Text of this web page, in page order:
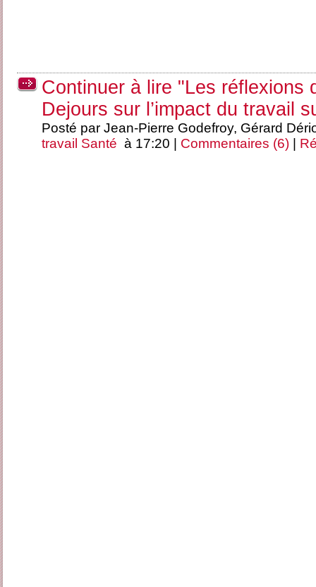
Continuer à lire "Les réflexions
Dejours sur l’impact du travail
Posté par Jean-Pierre Godefroy, Gérard
travail Santé à 17:20 | Commentaires (6)